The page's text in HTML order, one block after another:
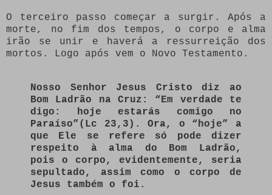
O terceiro passo começar a surgir. Após a
morte, no fim dos tempos, o corpo e alma
irão se unir e haverá a ressurreição dos
mortos. Logo após vem o Novo Testamento.
Nosso Senhor Jesus Cristo diz ao
Bom Ladrão na Cruz: “Em verdade te
digo: hoje estarás comigo no
Paraíso”(Lc 23,3). Ora, o “hoje” a
que Ele se refere só pode dizer
respeito à alma do Bom Ladrão,
pois o corpo, evidentemente, seria
sepultado, assim como o corpo de
Jesus também o foi.